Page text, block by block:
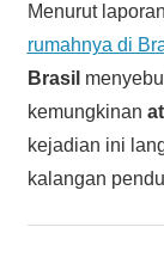
Menurut
rumahnya di
Brasil
kemungkinan
kejadian ini
kalangan